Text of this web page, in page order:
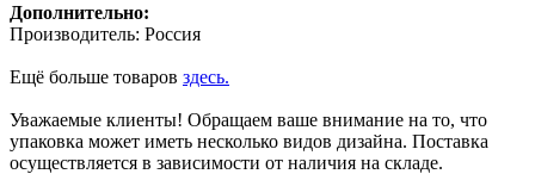
Дополнительно:
Производитель: Россия
Ещё больше товаров здесь.
Уважаемые клиенты! Обращаем ваше внимание на то, что
упаковка может иметь несколько видов дизайна. Поставка
осуществляется в зависимости от наличия на складе.